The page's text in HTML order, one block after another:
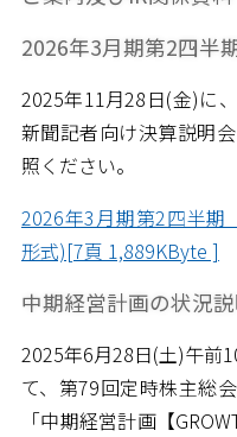
2026年3月期第2四半
2025年11月28日(金)に
新聞記者向け決算説明
照ください。
2026年3月期第2四半期
形式)[7頁 1,889KByte ]
中期経営計画の状況
2025年6月28日(土)午前
て、第79回定時株主総
「中期経営計画【